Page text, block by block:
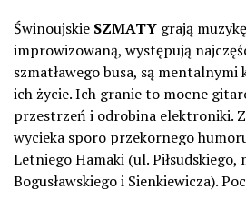
Świnoujskie SZMATY grają
improwizowaną, występują
szmatławego busa, są
ich życie. Ich granie to mocne
przestrzeń i odrobina elektroniki.
wycieka sporo przekornego
Letniego Hamaki (ul. Piłsudskiego,
Bogusławskiego i Sienkiewicza).